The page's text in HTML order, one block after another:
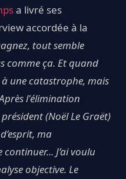
a livré ses
accordée à la
tout semble
comme ça. Et quand
une catastrophe, mais
l'élimination
(Noël Le Graët)
ma
J’ai voulu
objective. Le